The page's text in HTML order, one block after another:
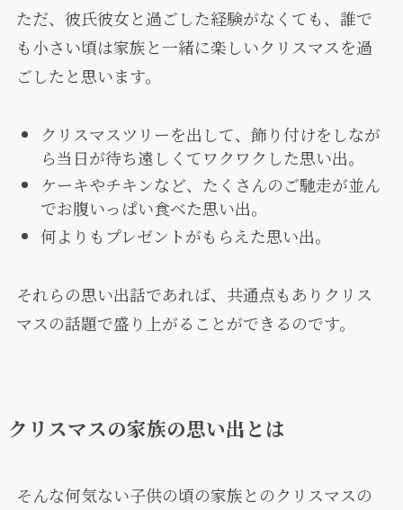
ただ、彼氏彼女と過ごした経験がなくても、誰で
も小さい頃は家族と一緒に楽しいクリスマスを過
ごしたと思います。
クリスマスツリーを出して、飾り付けをしなが
ら当日が待ち遠しくてワクワクした思い出。
ケーキやチキンなど、たくさんのご馳走が並ん
でお腹いっぱい食べた思い出。
何よりもプレゼントがもらえた思い出。
それらの思い出話であれば、 共通点もありクリス
マスの話題で盛り上がることができるのです。
クリスマスの家族の思い出とは
そんな何気ない子供の頃の家族とのクリスマスの